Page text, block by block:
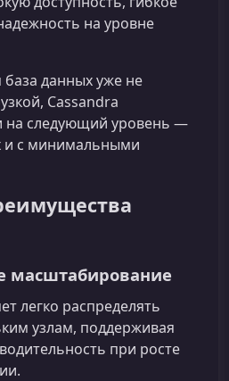
на уровне
данных уже не
Cassandra
на следующий уровень —
и с минимальными
масштабирование
легко распределять
узлам, поддерживая
при росте